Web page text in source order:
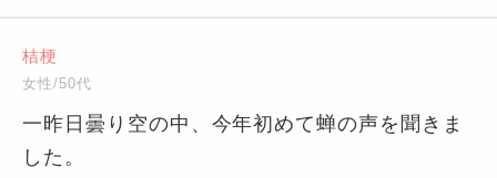
桔梗
女性/50代
一昨日曇り空の中、今年初めて蝉の声を聞きま
した。